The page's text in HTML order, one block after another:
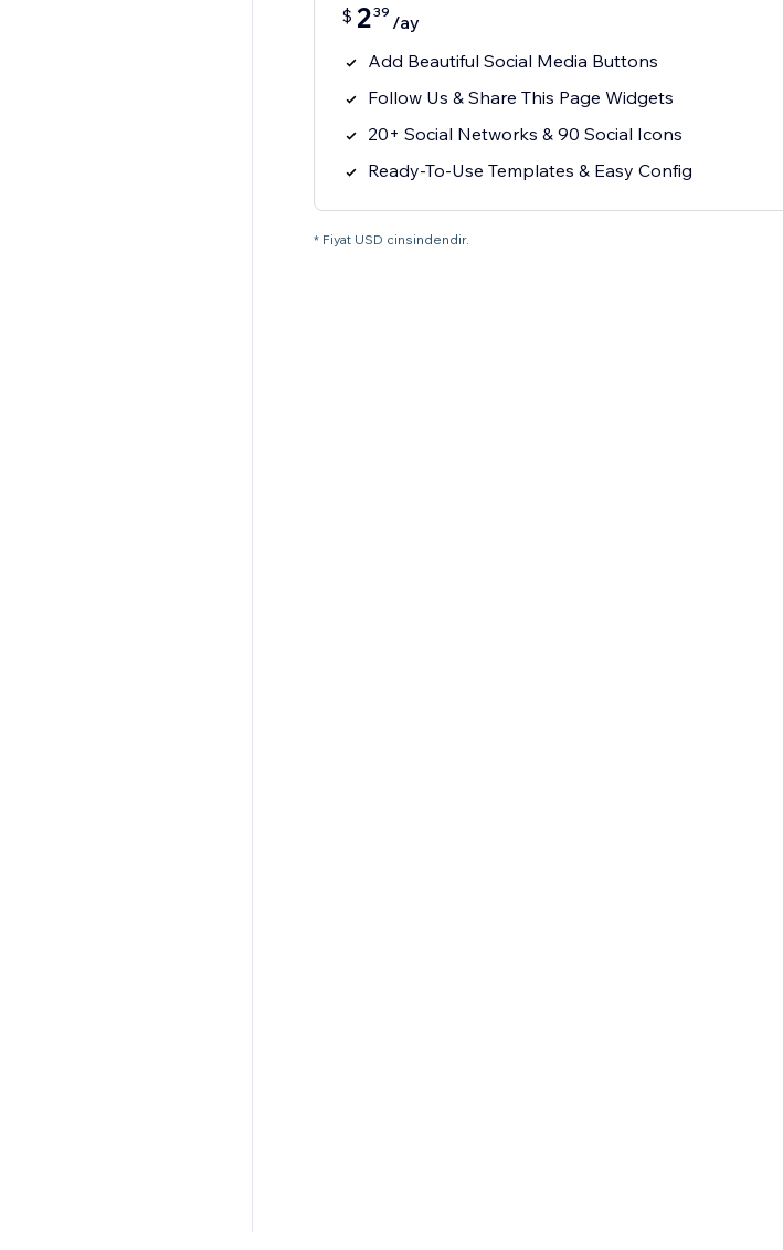
$ 239 /ay
Add Beautiful Social Media Buttons
Follow Us & Share This Page Widgets
20+ Social Networks & 90 Social Icons
Ready-To-Use Templates & Easy Config
* Fiyat USD cinsindendir.